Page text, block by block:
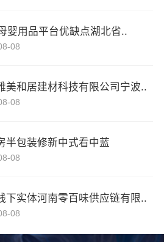
婴用品平台优缺点湖北省..
08
美和居建材科技有限公司宁波..
08
半包装修新中式看中蓝
08
下实体河南零百味供应链有限..
08